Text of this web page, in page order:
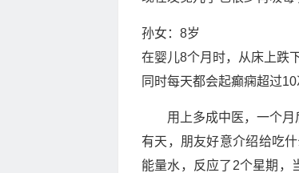
孙女：8岁
在婴儿8个月时，从床上跌
同时每天都会起癫痫超过10
用上多成中医，一个月
有天，朋友好意介绍给吃
能量水，反应了2个星期，